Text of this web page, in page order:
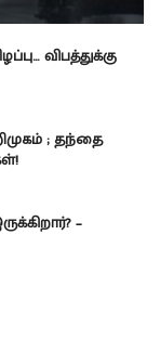
விபத்துக்கு
; தந்தை
–